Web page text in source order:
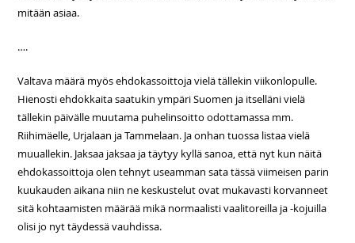
mitään asiaa.
….
Valtava määrä myös ehdokassoittoja vielä tällekin viikonlopulle.
Hienosti ehdokkaita saatukin ympäri Suomen ja itselläni vielä
tällekin päivälle muutama puhelinsoitto odottamassa mm.
Riihimäelle, Urjalaan ja Tammelaan. Ja onhan tuossa listaa vielä
muuallekin. Jaksaa jaksaa ja täytyy kyllä sanoa, että nyt kun näitä
ehdokassoittoja olen tehnyt useamman sata tässä viimeisen parin
kuukauden aikana niin ne keskustelut ovat mukavasti korvanneet
sitä kohtaamisten määrää mikä normaalisti vaalitoreilla ja -kojuilla
olisi jo nyt täydessä vauhdissa.